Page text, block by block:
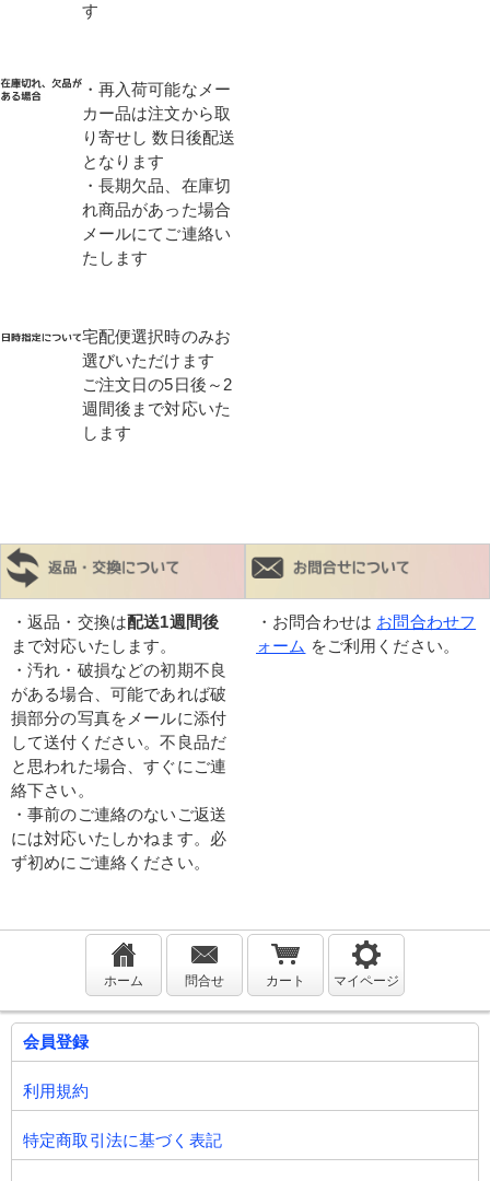
す
・再入荷可能なメー
カー品は注文から取
り寄せし 数日後配送
となります
・長期欠品、在庫切
れ商品があった場合
メールにてご連絡い
たします
宅配便選択時のみお
選びいただけます
ご注文日の5日後～2
週間後まで対応いた
します
・返品・交換は配送1週間後
まで対応いたします。
・汚れ・破損などの初期不良
がある場合、可能であれば破
損部分の写真をメールに添付
して送付ください。不良品だ
と思われた場合、すぐにご連
絡下さい。
・事前のご連絡のないご返送
には対応いたしかねます。必
ず初めにご連絡ください。
・お問合わせは お問合わせフ
ォーム をご利用ください。
ホーム 問合せ カート マイページ
会員登録
利用規約
特定商取引法に基づく表記